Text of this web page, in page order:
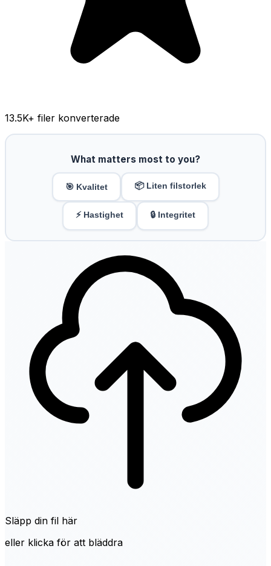
13.5K+ filer konverterade
What matters most to you?
🎯 Kvalitet 📦 Liten filstorlek
⚡ Hastighet 🔒 Integritet
Släpp din fil här
eller klicka för att bläddra